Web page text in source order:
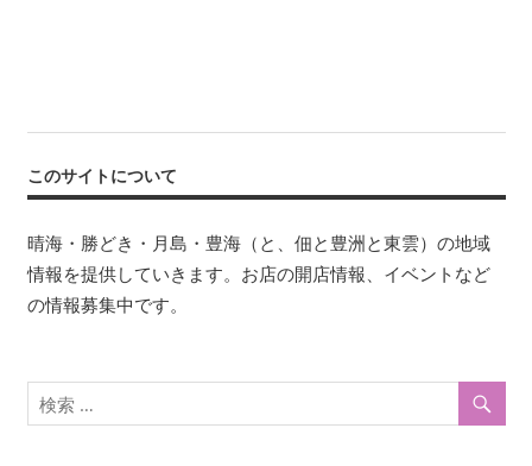
このサイトについて
晴海・勝どき・月島・豊海（と、佃と豊洲と東雲）の地域
情報を提供していきます。お店の開店情報、イベントなど
の情報募集中です。